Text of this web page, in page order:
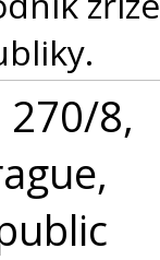
270/8,